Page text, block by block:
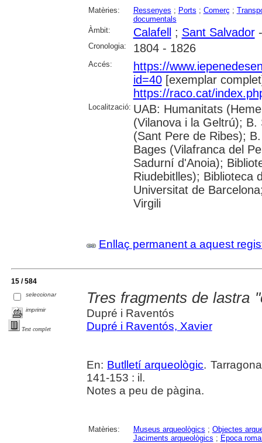
Matèries: Ressenyes ; Ports ; Comerç ;
documentals
Àmbit:
Calafell; Sant Salvador-
Cronologia: 1804 - 1826
Accés:
https://
id=40[exemplar
https://raco.cat/
Localització: UAB: Humanitats
(Vilanova i la Geltrú);
(Sant Pere de Ribes);
Bages (Vilafranca del
Sadurní d'Anoia);
Riudebitlles); Biblioteca
Universitat de
Virgili
Enllaç permanent a aquest
15 / 584
seleccionar
imprimir
Text complet
Tres fragments de lastra
Dupré i Raventós
Dupré i Raventós, Xavier
En: Butlletí arqueològic.
141-153 : il.
Notes a peu de pàgina.
Matèries: Museus arqueològics ; Objectes
Jaciments arqueològics ; Epoca